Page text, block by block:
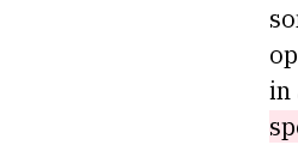
in